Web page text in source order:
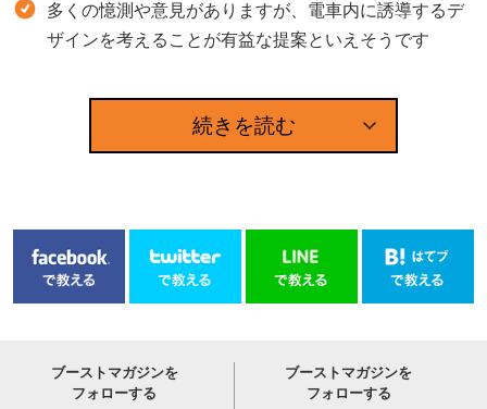
多くの憶測や意見がありますが、電車内に誘導するデ
ザインを考えることが有益な提案といえそうです
続きを読む
ブーストマガジンを
フォローする
ブーストマガジンを
フォローする